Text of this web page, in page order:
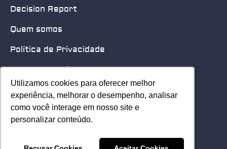
Utilizamos cookies para oferecer melhor
experiência, melhorar o desempenho, analisar
como você interage em nosso site e
personalizar conteúdo.
Utilizamos cookies para oferecer melhor
experiência, melhorar o desempenho, analisar
como você interage em nosso site e
personalizar conteúdo.
Decision Report
Quem somos
Política de Privacidade
Quero patrocinar
Contato
Home
© 2025 Security Leader. Todos os Direitos Reservados.